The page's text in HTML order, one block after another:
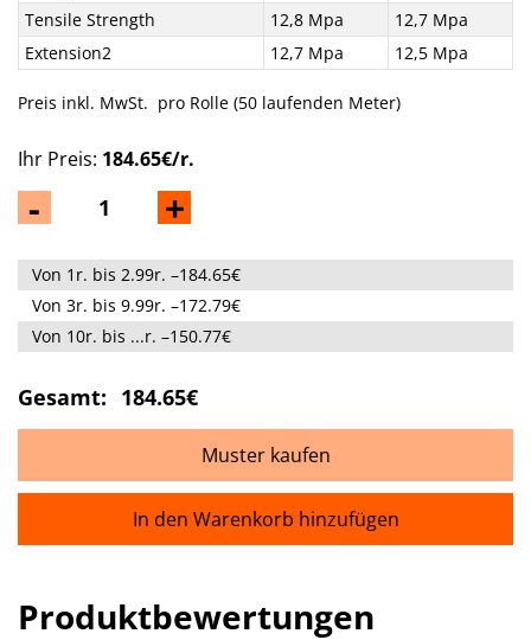
Tensile Strength
12,8 Mpa
12,7 Mpa
Extension2
12,7 Mpa 12,5 Mpa
Preis inkl. MwSt. pro Rolle (50 laufenden Meter)
- +
Ihr Preis: 184.65€/r.
Von 1r. bis 2.99r. –184.65€
Von 3r. bis 9.99r. –172.79€
Von 10r. bis ...r. –150.77€
Gesamt: 184.65€
Muster kaufen
In den Warenkorb hinzufügen
Produktbewertungen